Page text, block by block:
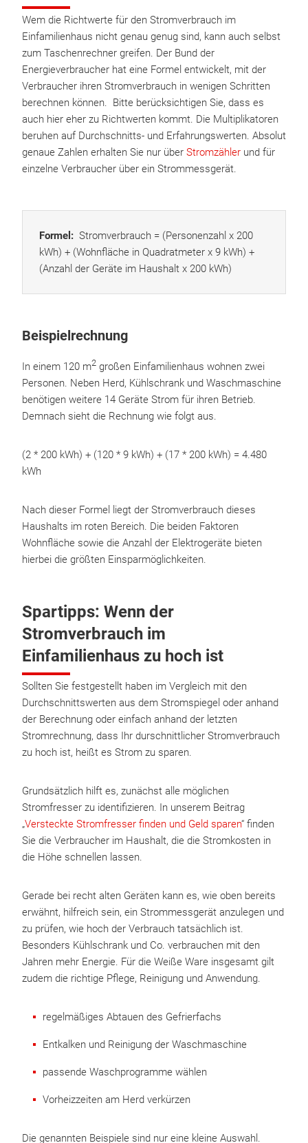
Wem die Richtwerte für den Stromverbrauch im
Einfamilienhaus nicht genau genug sind, kann auch selbst
zum Taschenrechner greifen. Der Bund der
Energieverbraucher hat eine Formel entwickelt, mit der
Verbraucher ihren Stromverbrauch in wenigen Schritten
berechnen können. Bitte berücksichtigen Sie, dass es
auch hier eher zu Richtwerten kommt. Die Multiplikatoren
beruhen auf Durchschnitts- und Erfahrungswerten. Absolut
genaue Zahlen erhalten Sie nur über Stromzähler und für
einzelne Verbraucher über ein Strommessgerät.
Formel: Stromverbrauch = (Personenzahl x 200
kWh) + (Wohnfläche in Quadratmeter x 9 kWh) +
(Anzahl der Geräte im Haushalt x 200 kWh)
Beispielrechnung
In einem 120 m2 großen Einfamilienhaus wohnen zwei
Personen. Neben Herd, Kühlschrank und Waschmaschine
benötigen weitere 14 Geräte Strom für ihren Betrieb.
Demnach sieht die Rechnung wie folgt aus.
(2 * 200 kWh) + (120 * 9 kWh) + (17 * 200 kWh) = 4.480
kWh
Nach dieser Formel liegt der Stromverbrauch dieses
Haushalts im roten Bereich. Die beiden Faktoren
Wohnfläche sowie die Anzahl der Elektrogeräte bieten
hierbei die größten Einsparmöglichkeiten.
Spartipps: Wenn der
Stromverbrauch im
Einfamilienhaus zu hoch ist
Sollten Sie festgestellt haben im Vergleich mit den
Durchschnittswerten aus dem Stromspiegel oder anhand
der Berechnung oder einfach anhand der letzten
Stromrechnung, dass Ihr durschnittlicher Stromverbrauch
zu hoch ist, heißt es Strom zu sparen.
Grundsätzlich hilft es, zunächst alle möglichen
Stromfresser zu identifizieren. In unserem Beitrag
„Versteckte Stromfresser finden und Geld sparen“ finden
Sie die Verbraucher im Haushalt, die die Stromkosten in
die Höhe schnellen lassen.
Gerade bei recht alten Geräten kann es, wie oben bereits
erwähnt, hilfreich sein, ein Strommessgerät anzulegen und
zu prüfen, wie hoch der Verbrauch tatsächlich ist.
Besonders Kühlschrank und Co. verbrauchen mit den
Jahren mehr Energie. Für die Weiße Ware insgesamt gilt
zudem die richtige Pflege, Reinigung und Anwendung.
regelmäßiges Abtauen des Gefrierfachs
Entkalken und Reinigung der Waschmaschine
passende Waschprogramme wählen
Vorheizzeiten am Herd verkürzen
Die genannten Beispiele sind nur eine kleine Auswahl.